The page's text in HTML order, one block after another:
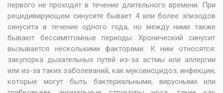
первого не проходят в течение длительного времени. При
рецидивирующем синусите бывает 4 или более эпизодов
синусита в течение одного года, но между ними также
бывают бессимптомные периоды. Хронический синусит
вызывается несколькими факторами. К ним относятся:
закупорка дыхательных путей из-за астмы или аллергии
или из-за таких заболеваний, как муковисцидоз; инфекции,
которые могут быть бактериальными, вирусными или